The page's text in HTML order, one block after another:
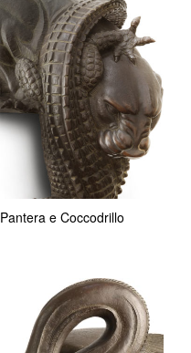
Pantera e Coccodrillo